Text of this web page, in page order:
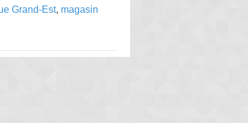
Grand-Est, magasin